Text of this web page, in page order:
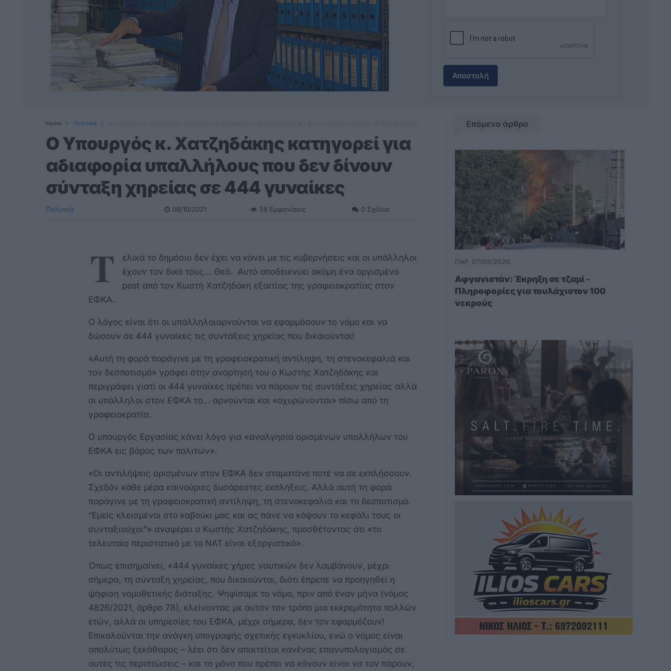
Αποστολή
Home Πολιτικά
O Yπουργός κ. Χατζηδάκης κατηγορεί για
αδιαφορία υπαλλήλους που δεν δίνουν
σύνταξη χηρείας σε 444 γυναίκες
Πολιτικά 08/10/2021 58 Εμφανίσεις 0 Σχόλια
Τ
ελικά το δημόσιο δεν έχει να κάνει με τις κυβερνήσεις και οι υπάλληλοι
έχουν τον δικό τους… Θεό. Αυτό αποδεικνύει ακόμη ένα οργισμένο
post από τον Κωστή Χατζηδάκη εξαιτίας της γραφειοκρατίας στον
ΕΦΚΑ.
Ο λόγος είναι ότι οι υπάλληλοιαρνούνται να εφαρμόσουν το νόμο και να
δώσουν σε 444 γυναίκες τις συντάξεις χηρείας που δικαιούνται!
«Αυτή τη φορά παράγινε με τη γραφειοκρατική αντίληψη, τη στενοκεφαλιά και
τον δεσποτισμό» γράφει στην ανάρτησή του ο Κωστής Χατζηδάκης και
περιγράφει γιατί οι 444 γυναίκες πρέπει να πάρουν τις συντάξεις χηρείας αλλά
οι υπάλληλοι στον ΕΦΚΑ το… αρνούνται και «οχυρώνονται» πίσω από τη
γραφειοκρατία.
Ο υπουργός Εργασίας κάνει λόγο για «αναλγησία ορισμένων υπαλλήλων του
ΕΦΚΑ εις βάρος των πολιτών».
«Οι αντιλήψεις ορισμένων στον ΕΦΚΑ δεν σταματάνε ποτέ να σε εκπλήσσουν.
Σχεδόν κάθε μέρα καινούριες δυσάρεστες εκπλήξεις. Αλλά αυτή τη φορά
παράγινε με τη γραφειοκρατική αντίληψη, τη στενοκεφαλιά και το δεσποτισμό.
“Εμείς κλεισμένοι στο καβούκι μας και ας πάνε να κόψουν το κεφάλι τους οι
συνταξιούχοι”» αναφέρει ο Κωστής Χατζηδάκης, προσθέτοντας ότι «το
τελευταίο περιστατικό με το ΝΑΤ είναι εξοργιστικό».
Όπως επισημαίνει, «444 γυναίκες χήρες ναυτικών δεν λαμβάνουν, μέχρι
σήμερα, τη σύνταξη χηρείας, που δικαιούνται, διότι έπρεπε να προηγηθεί η
ψήφιση νομοθετικής διάταξης. Ψηφίσαμε το νόμο, πριν από έναν μήνα (νόμος
4826/2021, άρθρο 78), κλείνοντας με αυτόν τον τρόπο μια εκκρεμότητα πολλών
ετών, αλλά οι υπηρεσίες του ΕΦΚΑ, μέχρι σήμερα, δεν τον εφαρμόζουν!
Επικαλούνται την ανάγκη υπογραφής σχετικής εγκυκλίου, ενώ ο νόμος είναι
απολύτως ξεκάθαρος – λέει ότι δεν απαιτείται κανένας επανυπολογισμός σε
αυτές τις περιπτώσεις – και το μόνο που πρέπει να κάνουν είναι να τον πάρουν,
Επόμενο άρθρο
ΠΑΡ, 07/08/2026
Αφγανιστάν: Έκρηξη σε τζαμί -
Πληροφορίες για τουλάχιστον 100
νεκρούς